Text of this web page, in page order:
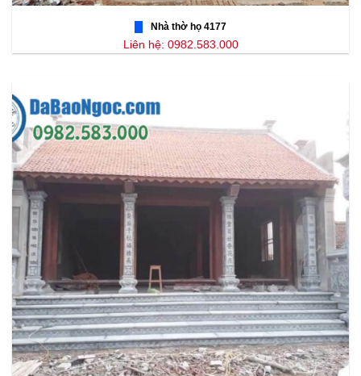
Nhà thờ họ 4177
Liên hệ: 0982.583.000